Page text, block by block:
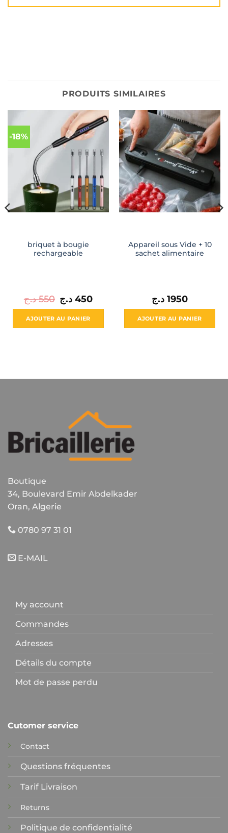
PRODUITS SIMILAIRES
-18%
briquet à bougie
rechargeable
550 د.ج
Le
prix
initial
était :
450 د.ج
Le
actuel
AJOUTER AU PANIER
Appareil sous Vide + 10
sachet alimentaire
1950 د.ج
AJOUTER AU PANIER
Boutique
34, Boulevard Emir Abdelkader
Oran, Algerie
0780 97 31 01
E-MAIL
My account
Commandes
Adresses
Détails du compte
Mot de passe perdu
Cutomer service
Contact
Questions fréquentes
Tarif Livraison
Returns
Politique de confidentialité